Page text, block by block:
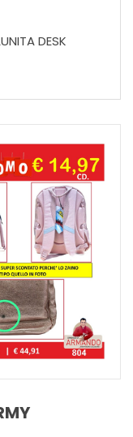
DESK